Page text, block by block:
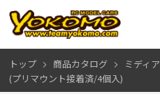
トップ 商品カタログ
ミディ
(プリマウント接着済/4個入)